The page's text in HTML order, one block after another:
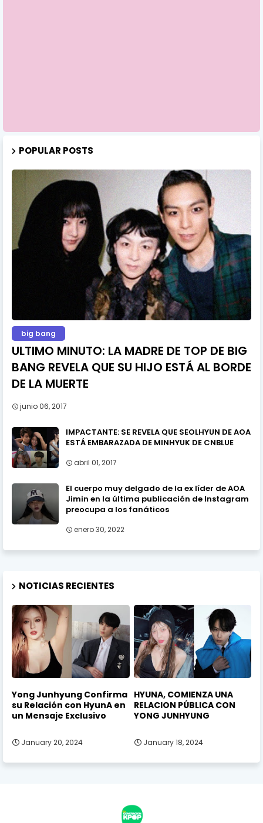
POPULAR POSTS
big bang
ULTIMO MINUTO: LA MADRE DE TOP DE BIG
BANG REVELA QUE SU HIJO ESTÁ AL BORDE
DE LA MUERTE
junio 06, 2017
IMPACTANTE: SE REVELA QUE SEOLHYUN DE AOA
ESTÁ EMBARAZADA DE MINHYUK DE CNBLUE
abril 01, 2017
El cuerpo muy delgado de la ex líder de AOA
Jimin en la última publicación de Instagram
preocupa a los fanáticos
enero 30, 2022
NOTICIAS RECIENTES
Yong Junhyung Confirma
su Relación con HyunA en
un Mensaje Exclusivo
January 20, 2024
HYUNA, COMIENZA UNA
RELACION PÚBLICA CON
YONG JUNHYUNG
January 18, 2024